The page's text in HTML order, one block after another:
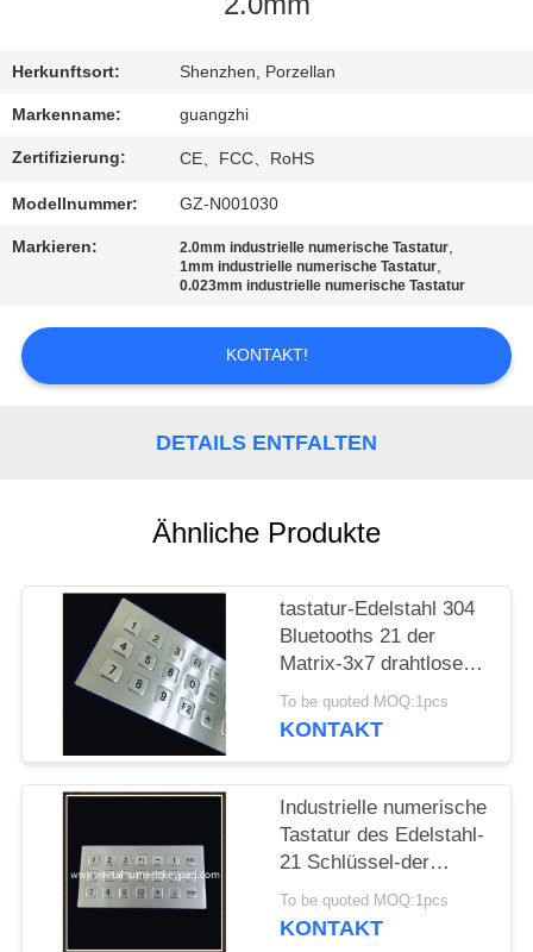
SIE
MIT
UNS
IN
VERBINDUNG
SIE
EIN
PRIVACY
POLICY
Herkunftsort: Shenzhen, Porzellan
Markenname: guangzhi
Zertifizierung: CE、FCC、RoHS
Modellnummer: GZ-N001030
Markieren: 2.0mm industrielle numerische Tastatur,
1mm industrielle numerische Tastatur,
0.023mm industrielle numerische Tastatur
KONTAKT!
DETAILS ENTFALTEN
Ähnliche Produkte
tastatur-Edelstahl 304
Bluetooths 21 der
Matrix-3x7 drahtlose
Schlüssel
To be quoted MOQ:1pcs
KONTAKT
Industrielle numerische
Tastatur des Edelstahl-
21 Schlüssel-der
Matrix-3x7
To be quoted MOQ:1pcs
KONTAKT